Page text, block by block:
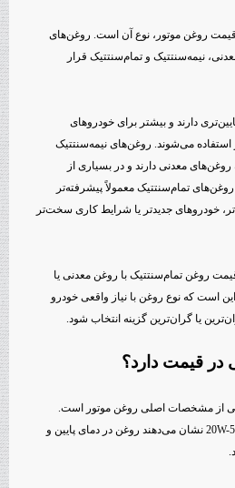
روغن موتور، نوع آن است. روغن‌های
نیمه‌سنتتیک و تمام‌سنتتیک قرار
دارند و بیشتر برای خودروهای
استفاده می‌شوند. روغن‌های نیمه‌سنتتیک
معدنی دارند و در بسیاری از
تمام‌سنتتیک معمولاً پیشرفته‌تر
خودروهای جدیدتر یا شرایط کاری سخت‌تر
روغن تمام‌سنتتیک با روغن معدنی یا
است که نوع روغن با نیاز واقعی خودرو
یا گران‌ترین گزینه انتخاب شود.
در قیمت دارد؟
از مشخصات اصلی روغن موتور است.
اعدادی مثل 10W-40، 5W-30 یا 20W-50 نشان می‌دهند روغن در دمای پایین و